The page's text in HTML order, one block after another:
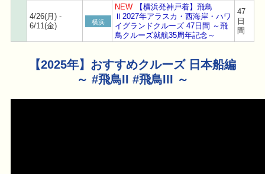
4/26(月) -
6/11(金)
横浜
NEW
【横浜発神戸着】飛鳥
Ⅱ2027年アラスカ・西海岸・ハワ
イグランドクルーズ 47日間 ～飛
鳥クルーズ就航35周年記念～
47
日
間
【2025年】おすすめクルーズ 日本船編
～ #飛鳥II #飛鳥III ～